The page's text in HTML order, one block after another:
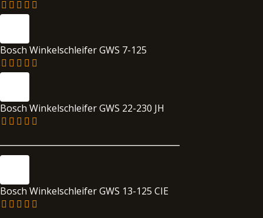
Bosch Winkelschleifer GWS 7-125
Bosch Winkelschleifer GWS 22-230 JH
Bosch Winkelschleifer GWS 13-125 CIE